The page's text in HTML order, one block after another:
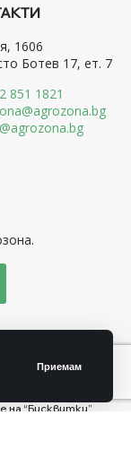
Приемам
1606
Ботев 17, ет. 7
851 1821
ни
на “Бисквитки”